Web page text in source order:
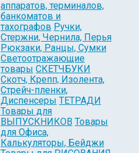
аппаратов, терминалов,
банкоматов и
тахографов Ручки,
Стержни, Чернила, Перья
Рюкзаки, Ранцы, Сумки
Светоотражающие
товары СКЕТЧБУКИ
Скотч, Крепп, Изолента,
Стрейч-пленки,
Диспенсеры ТЕТРАДИ
Товары для
ВЫПУСКНИКОВ Товары
для Офиса,
Калькуляторы, Бейджи